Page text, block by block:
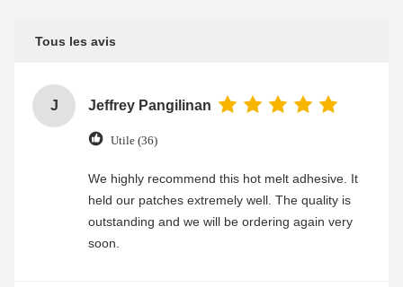
Tous les avis
J Jeffrey Pangilinan
Utile (36)
We highly recommend this hot melt adhesive. It
held our patches extremely well. The quality is
outstanding and we will be ordering again very
soon.